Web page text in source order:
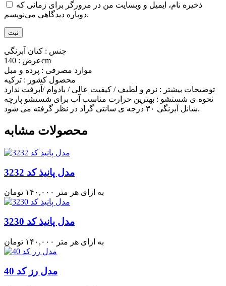
ذخیره نام، ایمیل و وبسایت من در مرورگر برای زمانی که
دوباره دیدگاهی می‌نویسم.
جنس : کتان آبرنگی
عرض : 140cm
موارد مصرفی : پرده و مبل
محصول کشور : ترکیه
توضیحات بیشتر : نرم و لطیف / کیفیت عالی / بادوام /آبرفت ندارد
نحوه ی شستشو : بهترین حرارت مناسب آب برای شستشو پارچه
شانل آبرنگی ۳۰ درجه ی سانتی گراد در نظر گرفته می شود.
محصولات مشابه
مدل پانیذ کد 3232
۱۴۰,۰۰۰ تومان به ازای هر متر
مدل پانیذ کد 3230
۱۴۰,۰۰۰ تومان به ازای هر متر
مدل رز کد 40